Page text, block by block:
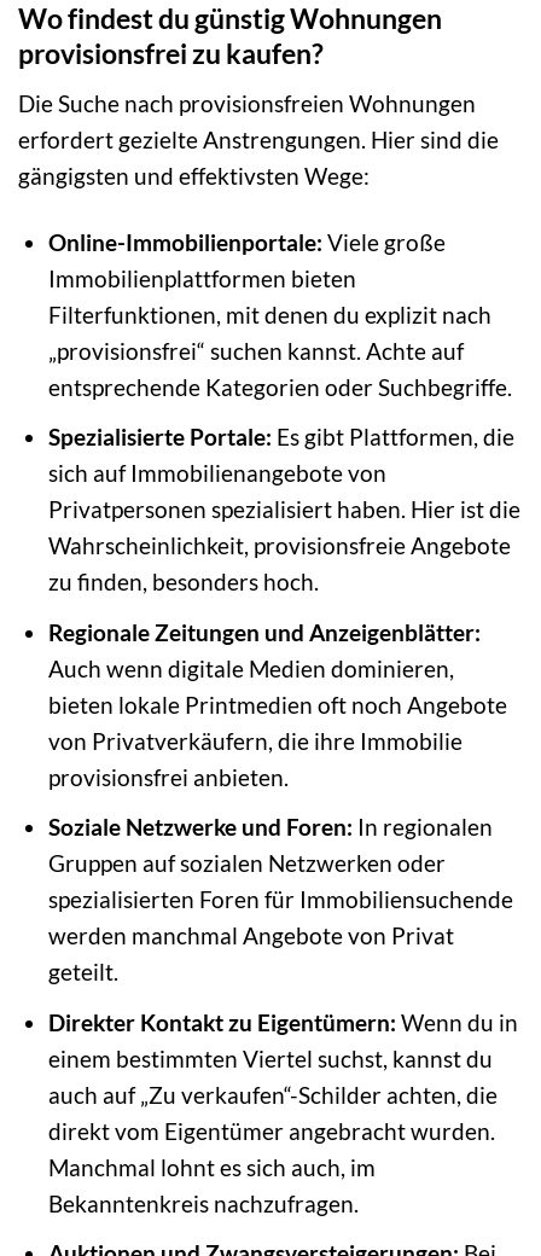
Wo findest du günstig Wohnungen
provisionsfrei zu kaufen?
Die Suche nach provisionsfreien Wohnungen
erfordert gezielte Anstrengungen. Hier sind die
gängigsten und effektivsten Wege:
Online-Immobilienportale: Viele große
Immobilienplattformen bieten
Filterfunktionen, mit denen du explizit nach
„provisionsfrei“ suchen kannst. Achte auf
entsprechende Kategorien oder Suchbegriffe.
Spezialisierte Portale: Es gibt Plattformen, die
sich auf Immobilienangebote von
Privatpersonen spezialisiert haben. Hier ist die
Wahrscheinlichkeit, provisionsfreie Angebote
zu finden, besonders hoch.
Regionale Zeitungen und Anzeigenblätter:
Auch wenn digitale Medien dominieren,
bieten lokale Printmedien oft noch Angebote
von Privatverkäufern, die ihre Immobilie
provisionsfrei anbieten.
Soziale Netzwerke und Foren: In regionalen
Gruppen auf sozialen Netzwerken oder
spezialisierten Foren für Immobiliensuchende
werden manchmal Angebote von Privat
geteilt.
Direkter Kontakt zu Eigentümern: Wenn du in
einem bestimmten Viertel suchst, kannst du
auch auf „Zu verkaufen“-Schilder achten, die
direkt vom Eigentümer angebracht wurden.
Manchmal lohnt es sich auch, im
Bekanntenkreis nachzufragen.